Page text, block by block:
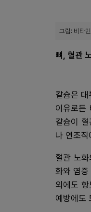
그림: 비타
뼈, 혈관
칼슘은
이유로든
칼슘이
나 연조
혈관 노
화와 염
외에도
예방에도